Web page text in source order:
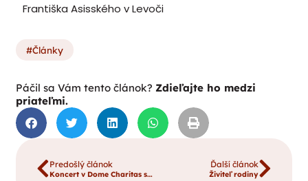
Františka Asisského v Levoči
Články
Páčil sa Vám tento článok? Zdieľajte ho medzi
priateľmi.
Predošlý článok
Koncert v Dome Charitas sv. Františka z Assisi
Ďalší článok
Živiteľ rodiny